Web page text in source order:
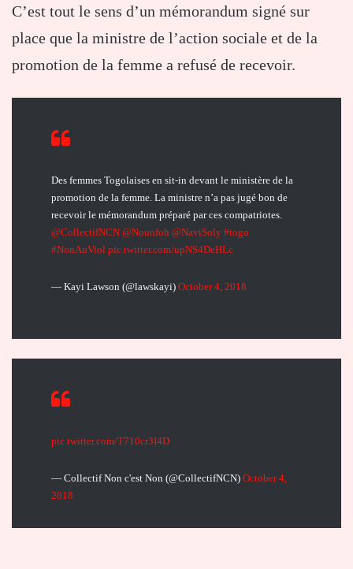
C’est tout le sens d’un mémorandum signé sur
place que la ministre de l’action sociale et de la
promotion de la femme a refusé de recevoir.
Des femmes Togolaises en sit-in devant le ministère de la
promotion de la femme. La ministre n’a pas jugé bon de
recevoir le mémorandum préparé par ces compatriotes.
@CollectifNCN @Nounfoh @NaviSoly #togo
#NonAuViol pic.twitter.com/upNS4DeHLc
— Kayi Lawson (@lawskayi) October 4, 2018
pic.twitter.com/T710cr3I4D
— Collectif Non c'est Non (@CollectifNCN) October 4,
2018